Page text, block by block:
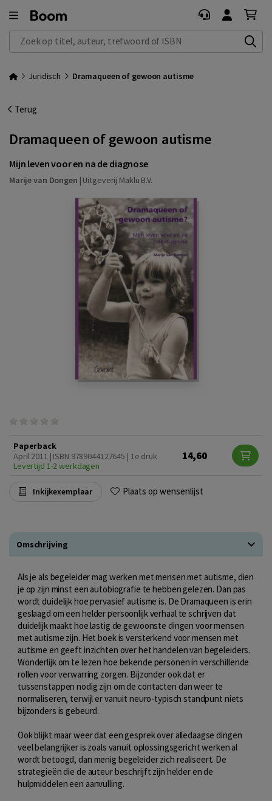
Zoek op titel, auteur, trefwoord of ISBN
Juridisch Dramaqueen of gewoon autisme
Terug
Dramaqueen of gewoon autisme
Mijn leven voor en na de diagnose
Marije van Dongen | Uitgeverij Maklu B.V.
Paperback
April 2011 | ISBN 9789044127645 | 1e druk
Levertijd 1-2 werkdagen
14,60
Inkijkexemplaar Plaats op wensenlijst
Omschrijving
Als je als begeleider mag werken met mensen met autisme, dien
je op zijn minst een autobiografie te hebben gelezen. Dan pas
wordt duidelijk hoe pervasief autisme is. De Dramaqueen is erin
geslaagd om een helder persoonlijk verhaal te schrijven dat
duidelijk maakt hoe lastig de gewoonste dingen voor mensen
met autisme zijn. Het boek is versterkend voor mensen met
autisme en geeft inzichten over het handelen van begeleiders.
Wonderlijk om te lezen hoe bekende personen in verschillende
rollen voor verwarring zorgen. Bijzonder ook dat er
tussenstappen nodig zijn om de contacten dan weer te
normaliseren, terwijl er vanuit neuro-typisch standpunt niets
bijzonders is gebeurd.
Ook blijkt maar weer dat een gesprek over alledaagse dingen
veel belangrijker is zoals vanuit oplossingsgericht werken al
wordt betoogd, dan menig begeleider zich realiseert. De
strategieën die de auteur beschrijft zijn helder en de
hulpmiddelen een aanvulling.